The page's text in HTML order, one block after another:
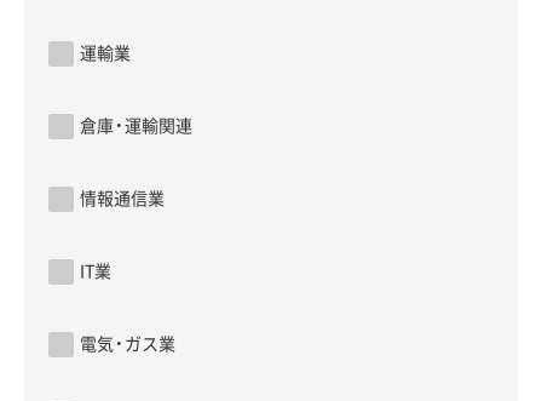
運輸業
倉庫・運輸関連
情報通信業
IT業
電気・ガス業